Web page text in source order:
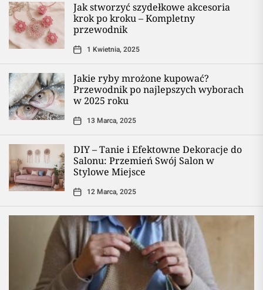
Jak stworzyć szydełkowe akcesoria
krok po kroku – Kompletny
przewodnik
1 Kwietnia, 2025
Jakie ryby mrożone kupować?
Przewodnik po najlepszych wyborach
w 2025 roku
13 Marca, 2025
DIY – Tanie i Efektowne Dekoracje do
Salonu: Przemień Swój Salon w
Stylowe Miejsce
12 Marca, 2025